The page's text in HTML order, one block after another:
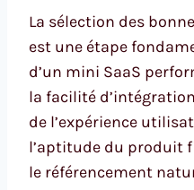
La sélection des
est une étape
d’un mini SaaS
la facilité
de l’expérience
l’aptitude du produit
le référencement